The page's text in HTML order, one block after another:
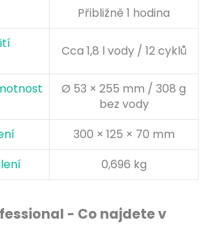
Přibližně 1 hodina
Cca 1,8 l vody / 12 cyklů
Ø 53 × 255 mm / 308 g
bez vody
300 × 125 × 70 mm
0,696 kg
- Co najdete v